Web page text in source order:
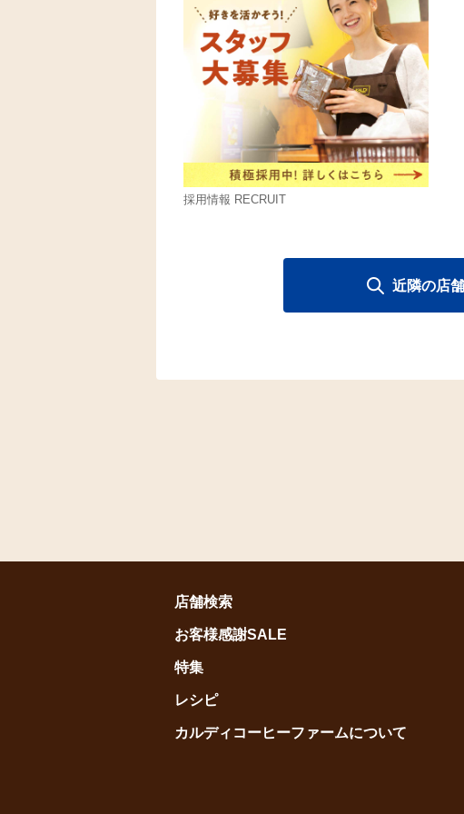
採用情報 RECRUIT
近隣の店
店舗検索
お客様感謝SALE
特集
レシピ
カルディコーヒーファームについて